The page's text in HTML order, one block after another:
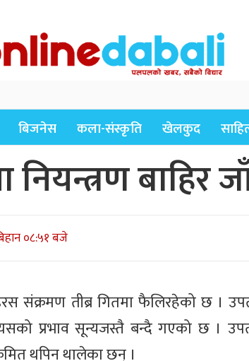
बिजनेस कला-संस्कृति खेलकुद
बाहिर
०८:५१ बजे
संक्रमण तीब्र गितमा फैलिरहेको छ ।
प्रभाव सून्यजस्तै बन्दै गएको छ ।
थपिन थालेका छन् ।